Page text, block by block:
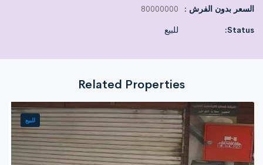
– رخصة تجاري
– الأرض مسجلة رسميًا
– منطقة حيوية وتجارية من الطراز الأول
– حركة زوار وعملاء عالية
– قابل للتمويل العقاري
**مناسب لـ:**
السعر بدون الفرش :
80000000
Status:
للبيع
Related Properties
للبيع